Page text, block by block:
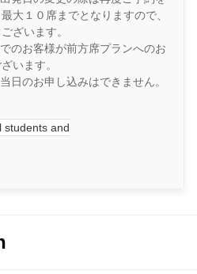
大１０席までとなりますので、
ざいます。
のお客様が前方席プランへのお
います。
日のお申し込みはできません。
students and